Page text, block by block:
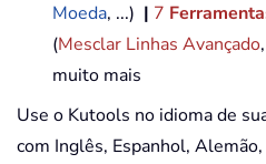
Moeda, ...) | 7
(Mesclar Linhas Avançado,
muito mais
Use o Kutools no idioma de
com Inglês, Espanhol,